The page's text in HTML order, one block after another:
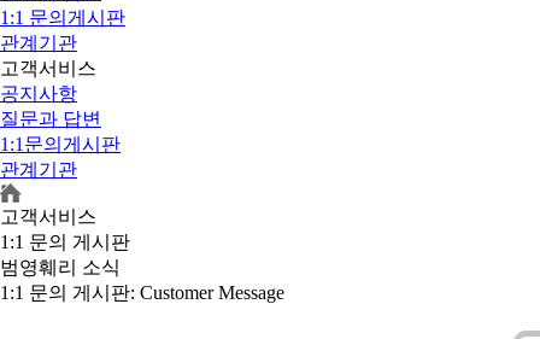
1:1 문의게시판
관계기관
고객서비스
공지사항
질문과 답변
1:1문의게시판
관계기관
고객서비스
1:1 문의 게시판
범영훼리 소식
1:1 문의 게시판: Customer Message